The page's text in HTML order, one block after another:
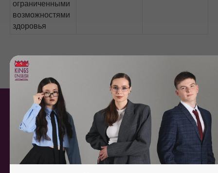
ограниченными
возможностями
здоровья